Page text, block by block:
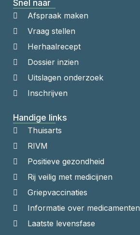
Snel naar
Afspraak maken
Vraag stellen
Herhaalrecept
Dossier inzien
Uitslagen onderzoek
Inschrijven
Handige links
Thuisarts
RIVM
Positieve gezondheid
Rij veilig met medicijnen
Griepvaccinaties
Informatie over medicamenten
Laatste levensfase